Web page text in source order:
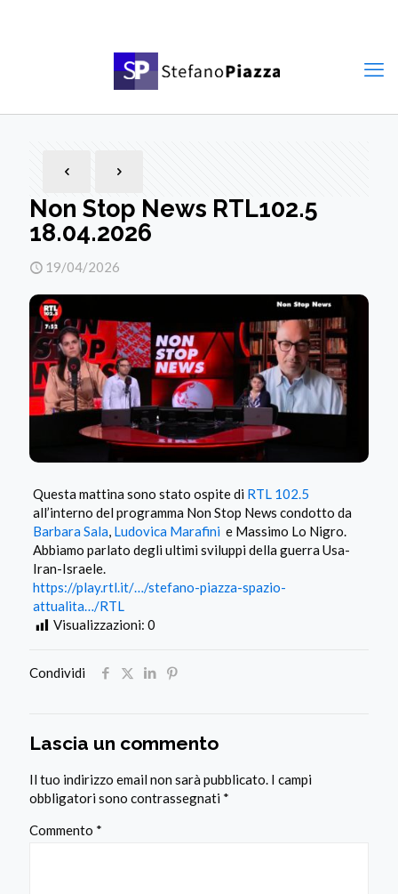
Non Stop News RTL102.5
18.04.2026
19/04/2026
Questa mattina sono stato ospite di RTL 102.5
all’interno del programma Non Stop News condotto da
Barbara Sala, Ludovica Marafini e Massimo Lo Nigro.
Abbiamo parlato degli ultimi sviluppi della guerra Usa-
Iran-Israele.
https://play.rtl.it/…/stefano-piazza-spazio-
attualita…/RTL
Visualizzazioni: 0
Condividi
Lascia un commento
Il tuo indirizzo email non sarà pubblicato. I campi
obbligatori sono contrassegnati *
Commento *